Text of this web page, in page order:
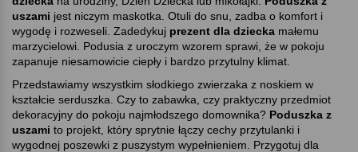
uszami jest niczym maskotka. Otuli do snu, zadba o komfort i
wygodę i rozweseli. Zadedykuj prezent dla dziecka małemu
marzycielowi. Podusia z uroczym wzorem sprawi, że w pokoju
zapanuje niesamowicie ciepły i bardzo przytulny klimat.
Przedstawiamy wszystkim słodkiego zwierzaka z noskiem w
kształcie serduszka. Czy to zabawka, czy praktyczny przedmiot
dekoracyjny do pokoju najmłodszego domownika Poduszka z
uszami to projekt, który sprytnie łączy cechy przytulanki i
wygodnej poszewki z puszystym wypełnieniem. Przygotuj dla